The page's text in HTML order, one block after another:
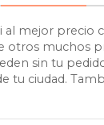
mejor precio
otros muchos
sin tu
tu ciudad.